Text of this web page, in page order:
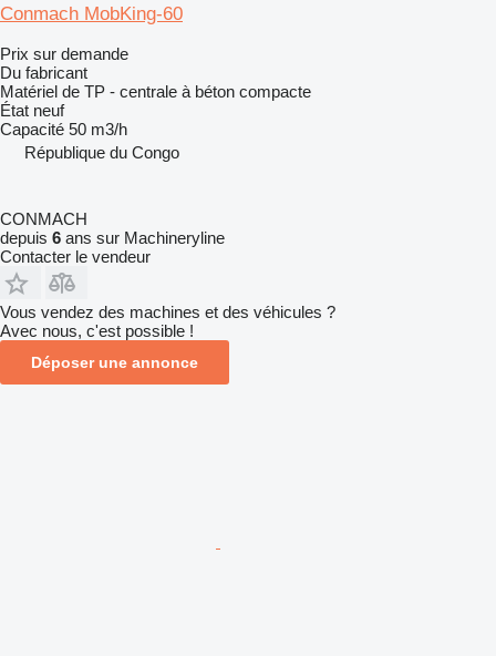
Conmach MobKing-60
Prix sur demande
Du fabricant
Matériel de TP - centrale à béton compacte
État neuf
Capacité 50 m3/h
République du Congo
CONMACH
depuis 6 ans sur Machineryline
Contacter le vendeur
Vous vendez des machines et des véhicules ?
Avec nous, c'est possible !
Déposer une annonce